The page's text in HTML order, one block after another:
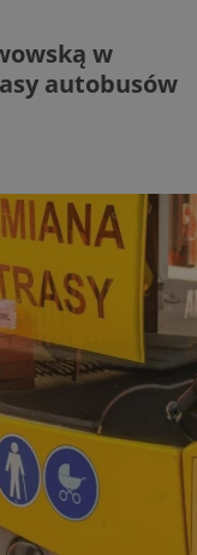
w
autobusów